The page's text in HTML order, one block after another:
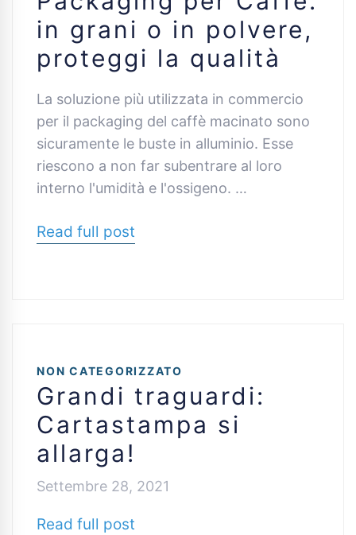
in grani o in polvere,
proteggi la qualità
La soluzione più utilizzata in commercio
per il packaging del caffè macinato sono
sicuramente le buste in alluminio. Esse
riescono a non far subentrare al loro
interno l'umidità e l'ossigeno. …
Read full post
NON CATEGORIZZATO
Grandi traguardi:
Cartastampa si
allarga!
Settembre 28, 2021
Read full post